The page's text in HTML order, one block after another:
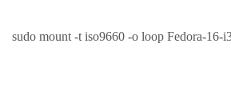
sudo mount -t iso9660 -o loop Fedora-